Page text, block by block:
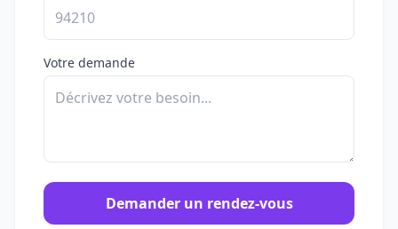
Votre demande
Demander un rendez-vous